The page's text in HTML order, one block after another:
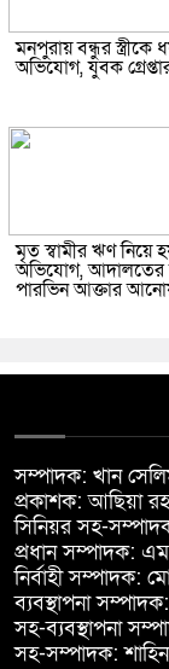
মনপুরায় বন্ধুর স্ত্রীকে
অভিযোগ, যুবক
মৃত স্বামীর ঋণ নিয়ে
অভিযোগ, আদালতের
পারভিন আক্তার
সম্পাদক: খান
প্রকাশক: আছিয়া
সিনিয়র সহ-
প্রধান সম্পাদক:
নির্বাহী সম্পাদক:
ব্যবস্থাপনা
সহ-ব্যবস্থাপনা
সহ-সম্পাদক: